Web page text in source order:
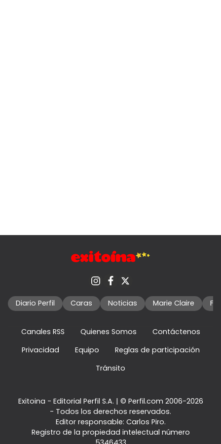
Diario Perfil Caras Noticias Marie Claire
Canales RSS Quienes Somos
Contáctenos
Privacidad
Equipo
Reglas de participación
Tránsito
Exitoina - Editorial Perfil S.A. | © Perfil.com 2006-2026
- Todos los derechos reservados.
Editor responsable: Carlos Piro.
Registro de la propiedad intelectual número